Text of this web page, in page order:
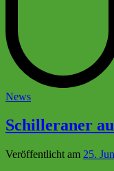
Veröffentlicht
News
Schilleraner
Veröffentlicht am 25.